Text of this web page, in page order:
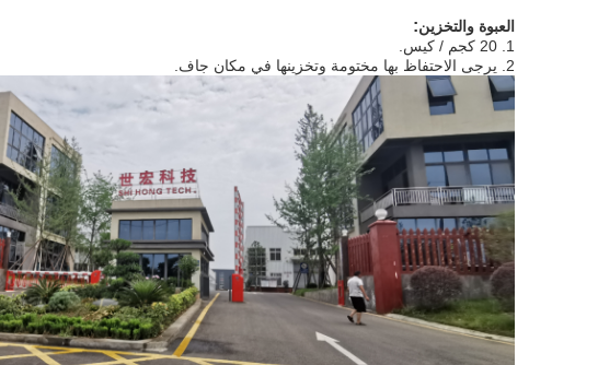
العبوة والتخزين:
1. 20 كجم / كيس.
2. يرجى الاحتفاظ بها مختومة وتخزينها في مكان جاف.